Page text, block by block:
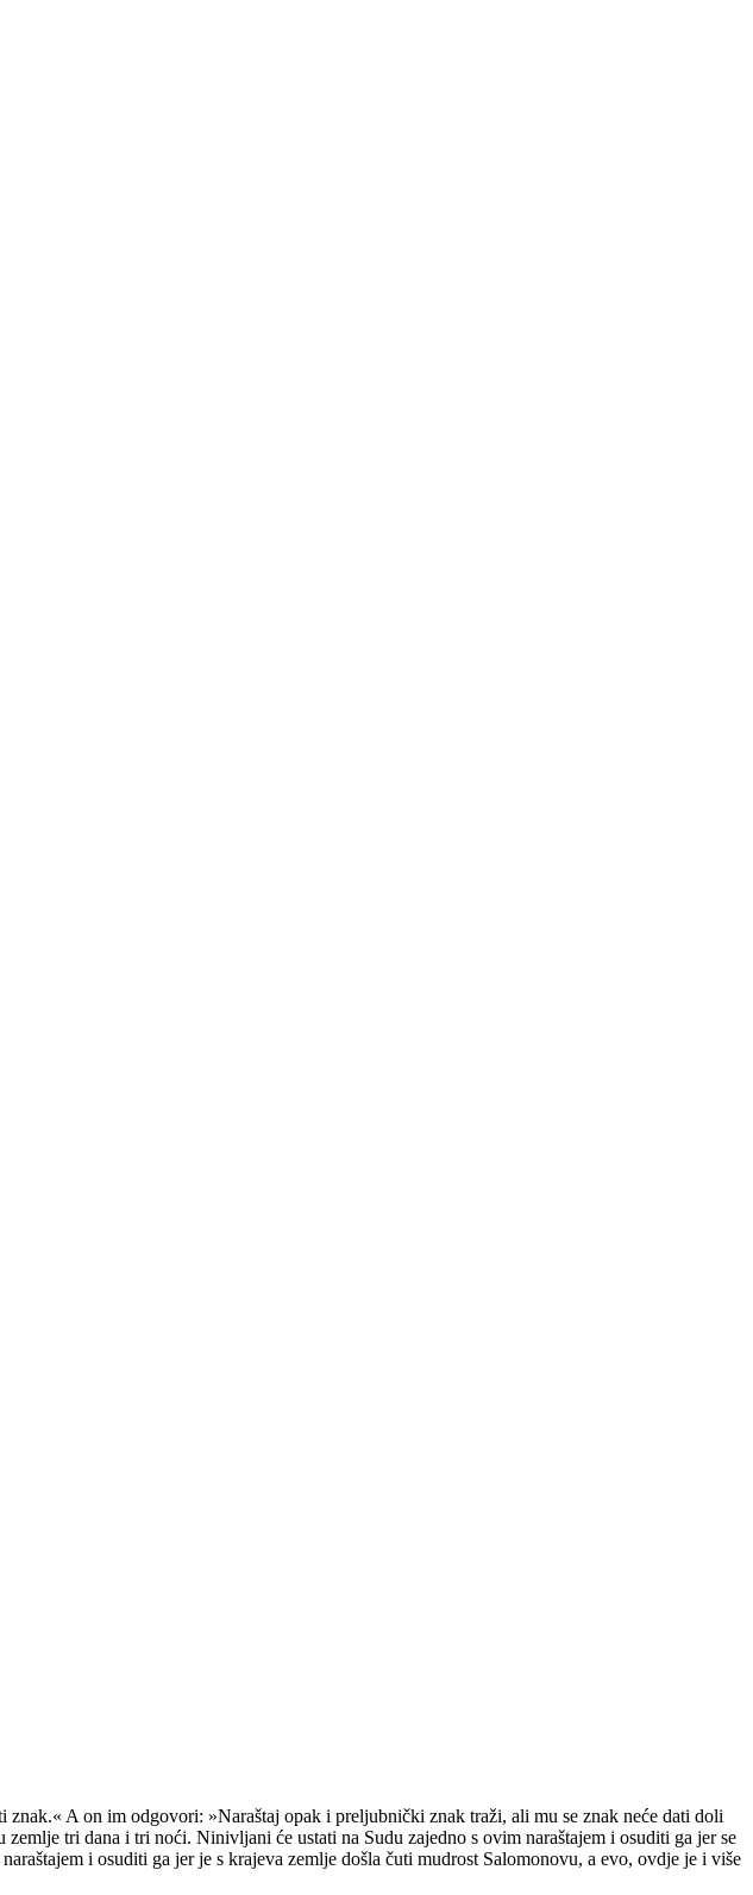
A on im odgovori: »Naraštaj opak i preljubnički znak traži, ali mu se znak neće dati doli
tri dana i tri noći. Ninivljani će ustati na Sudu zajedno s ovim naraštajem i osuditi ga jer se
i osuditi ga jer je s krajeva zemlje došla čuti mudrost Salomonovu, a evo, ovdje je i više